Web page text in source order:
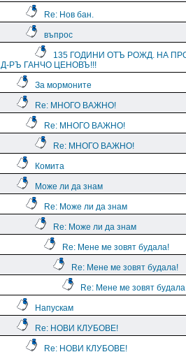
Re: Нов бан.
въпрос
135 ГОДИНИ ОТЪ РОЖД. НА
Д-РЪ ГАНЧО ЦЕНОВЪ!!!
За мормоните
Re: МНОГО ВАЖНО!
Re: МНОГО ВАЖНО!
Re: МНОГО ВАЖНО!
Комита
Може ли да знам
Re: Може ли да знам
Re: Може ли да знам
Re: Мене ме зовят будала!
Re: Мене ме зовят будала!
Re: Мене ме зовят
Напускам
Re: НОВИ КЛУБОВЕ!
Re: НОВИ КЛУБОВЕ!